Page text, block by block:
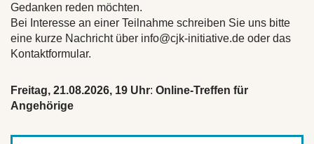
Gedanken reden möchten.
Bei Interesse an einer Teilnahme schreiben Sie uns bitte
eine kurze Nachricht über info@cjk-initiative.de oder das
Kontaktformular.
Freitag, 21.08.2026, 19 Uhr: Online-Treffen für
Angehörige